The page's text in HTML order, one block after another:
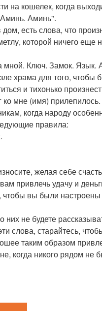
на кошелек, когда
Аминь".
есть слова, что
которой ничего еще
мной. Ключ. Замок. Язык.
храма для того, чтобы
и тихонько
ко мне (имя)
когда народу
правила:
желая себе
привлечь удачу и
чтобы вы были
не будете
слова, старайтесь,
таким образом
когда никого рядом не